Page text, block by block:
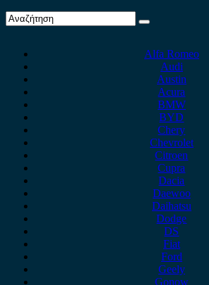
Alfa Romeo
Audi
Austin
Acura
BMW
BYD
Chery
Chevrolet
Citroen
Cupra
Dacia
Daewoo
Daihatsu
Dodge
DS
Fiat
Ford
Geely
Gonow